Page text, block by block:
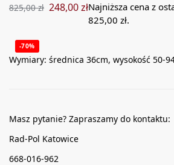
825,00zł 248,00złNajniższa cena z
825,00 zł.
-70%
Wymiary: średnica 36cm, wysokość 50-
Masz pytanie? Zapraszamy do kontaktu:
Rad-Pol Katowice
668-016-962